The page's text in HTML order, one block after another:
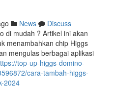
News
Discuss
di mudah ? Artikel ini akan
menambahkan chip Higgs
mengulas berbagai aplikasi
top-up-higgs-domino-
cara-tambah-higgs-
2024